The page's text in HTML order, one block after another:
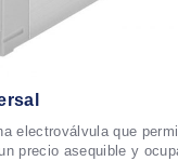
electroválvula que
precio asequible y